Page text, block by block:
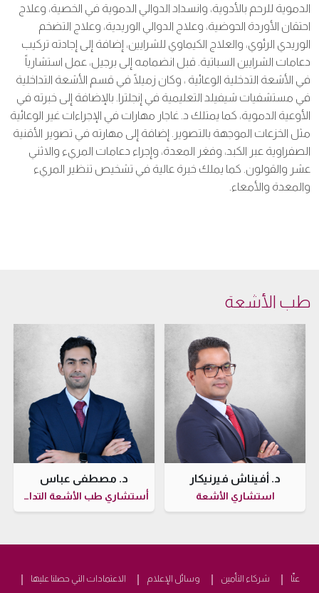
الدموية للرحم بالأدوية، وانسداد الدوالي الدموية في الخصية، وعلاج
احتقان الأوردة الحوضية، وعلاج الدوالي الوريدية، وعلاج التضخم
الوريدي الرئوي، والعلاج الكيماوي للشرايين، إضافة إلى إجادته تركيب
دعامات الشرايين السباتية. قبل انضمامه إلى برجيل، عمل استشارياً
في الأشعة التدخلية الوعائية ، وكان زميلًا في قسم الأشعة التداخلية
في مستشفيات شيفيلد التعليمية في إنجلترا. بالإضافة إلى خبرته في
الأوعية الدموية، كما يمتلك د. غاجار مهارات في الإجراءات غير الوعائية
مثل الخزعات الموجهة بالتصوير. إضافة إلى مهارته في تصوير الأقنية
الصفراوية عبر الكبد، وفغر المعدة، وإجراء دعامات المريء والاثني
عشر والقولون. كما يملك خبرة عالية في تشخيص تنظير المريء
والمعدة والأمعاء.
طب الأشعة
د. أفيناش فيرنيكار
استشاري الأشعة
د. مصطفى عباس
أستشاري طب الأشعة التداخلي
عنّا شركاء التأمين وسائل الإعلام الاعتمادات التي حصلنا عليها